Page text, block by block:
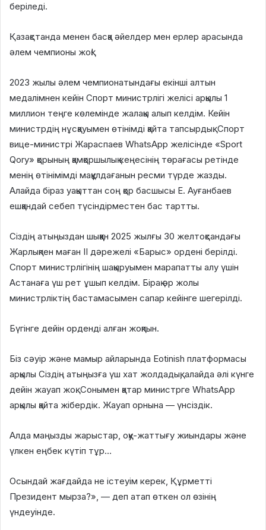
беріледі.
Қазақстанда менен басқа әйелдер мен ерлер арасында
әлем чемпионы жоқ!
2023 жылы әлем чемпионатындағы екінші алтын
медалімнен кейін Спорт министрлігі желісі арқылы 1
миллион теңге көлемінде жалақы алып келдім. Кейін
министрдің нұсқауымен өтінімді қайта тапсырдық. Спорт
вице-министрі Жараспаев WhatsApp желісінде «Sport
Qory» қорының қамқоршылық кеңесінің төрағасы ретінде
менің өтінімімді мақұлдағанын ресми түрде жазды.
Алайда біраз уақыттан соң қор басшысы Е. Ауғанбаев
ешқандай себеп түсіндірместен бас тартты.
Сіздің атыңыздан шыққан 2025 жылғы 30 желтоқсандағы
Жарлықпен маған II дәрежелі «Барыс» ордені берілді.
Спорт министрлігінің шақыруымен марапатты алу үшін
Астанаға үш рет ұшып келдім. Бірақ әр жолы
министрліктің бастамасымен сапар кейінге шегерілді.
Бүгінге дейін орденді алған жоқпын.
Біз сәуір және мамыр айларында Eotinish платформасы
арқылы Сіздің атыңызға үш хат жолдадық, алайда әлі күнге
дейін жауап жоқ. Сонымен қатар министрге WhatsApp
арқылы қайта жібердік. Жауап орнына — үнсіздік.
Алда маңызды жарыстар, оқу-жаттығу жиындары және
үлкен еңбек күтіп тұр…
Осындай жағдайда не істеуім керек, Құрметті
Президент мырза?», — деп атап өткен ол өзінің
үндеуінде.